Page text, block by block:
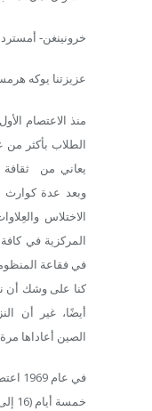
خرونينغن- أمستردام 15 كانون الثاني
عزيزتنا يوكه
الطلاب بأكثر من
يعاني من ثقافة
وبعد عدة كوارث
الاختلاس
المركزية في
في فقاعة
كنا على وشك أن
أيضًا، غير أن
الصين أعاداها مرة
في